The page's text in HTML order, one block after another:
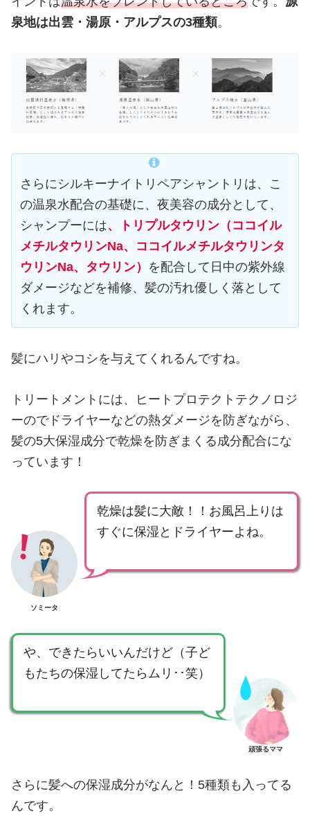
泉地は出雲・湯原・アルプスの3種類。
さらにシルキーナイトリペアシャントリは、こ
の温泉水配合の基礎に、夜美容の成分として、
シャンプーには、トリプルタウリン（ココイル
メチルタウリンNa、ココイルメチルタウリンタ
ウリンNa、タウリン） を配合して日中の紫外線
ダメージなどを補修、髪の汚れ優しく落として
くれます。
髪にハリやコシを与えてくれるんですね。
トリートメントには、ヒートプロテクトテクノロジ
ーのでドライヤーなどの熱ダメージを防ぎながら、
髪の5大保湿成分で乾燥を防ぎまくる成分配合にな
っています！
ソミータ
乾燥は髪に大敵！！お風呂上りは
すぐに保湿とドライヤーよね。
や、できたらいいんだけど（子ど
もたちの保湿してたらムリ･･笑）
頑張るママ
さらに髪への保湿成分がなんと！5種類も入ってる
んです。